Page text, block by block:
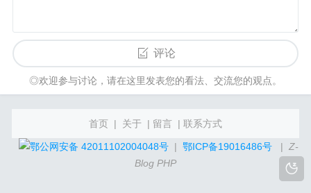
评论
◎欢迎参与讨论，请在这里发表您的看法、交流您的观点。
首页 | 关于 | 留言 | 联系方式
鄂公网安备 42011102004048号 | 鄂ICP备19016486号 | Z-
Blog PHP